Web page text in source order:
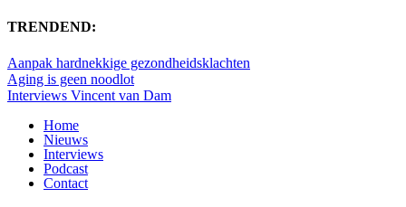
TRENDEND:
Aanpak hardnekkige gezondheidsklachten
Aging is geen noodlot
Interviews Vincent van Dam
Home
Nieuws
Interviews
Podcast
Contact